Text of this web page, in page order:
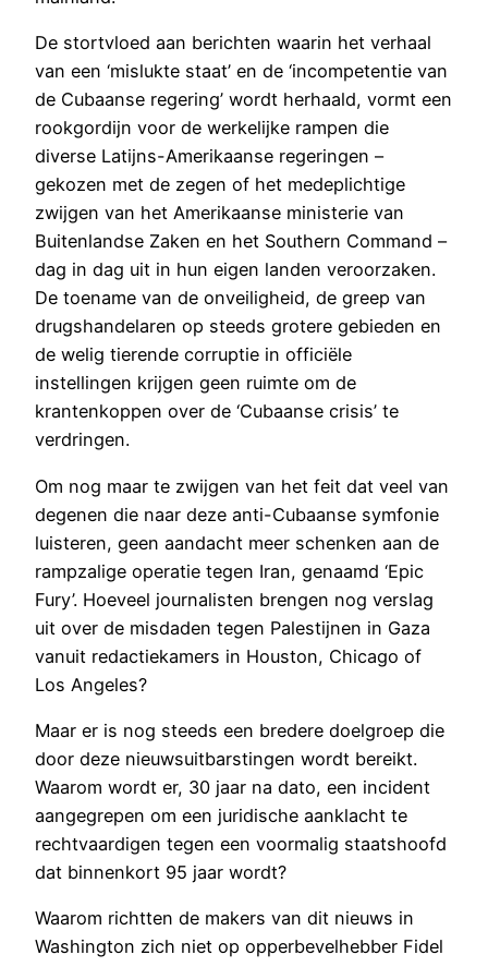
De stortvloed aan berichten waarin het verhaal
van een ‘mislukte staat’ en de ‘incompetentie van
de Cubaanse regering’ wordt herhaald, vormt een
rookgordijn voor de werkelijke rampen die
diverse Latijns-Amerikaanse regeringen –
gekozen met de zegen of het medeplichtige
zwijgen van het Amerikaanse ministerie van
Buitenlandse Zaken en het Southern Command –
dag in dag uit in hun eigen landen veroorzaken.
De toename van de onveiligheid, de greep van
drugshandelaren op steeds grotere gebieden en
de welig tierende corruptie in officiële
instellingen krijgen geen ruimte om de
krantenkoppen over de ‘Cubaanse crisis’ te
verdringen.
Om nog maar te zwijgen van het feit dat veel van
degenen die naar deze anti-Cubaanse symfonie
luisteren, geen aandacht meer schenken aan de
rampzalige operatie tegen Iran, genaamd ‘Epic
Fury’. Hoeveel journalisten brengen nog verslag
uit over de misdaden tegen Palestijnen in Gaza
vanuit redactiekamers in Houston, Chicago of
Los Angeles?
Maar er is nog steeds een bredere doelgroep die
door deze nieuwsuitbarstingen wordt bereikt.
Waarom wordt er, 30 jaar na dato, een incident
aangegrepen om een juridische aanklacht te
rechtvaardigen tegen een voormalig staatshoofd
dat binnenkort 95 jaar wordt?
Waarom richtten de makers van dit nieuws in
Washington zich niet op opperbevelhebber Fidel